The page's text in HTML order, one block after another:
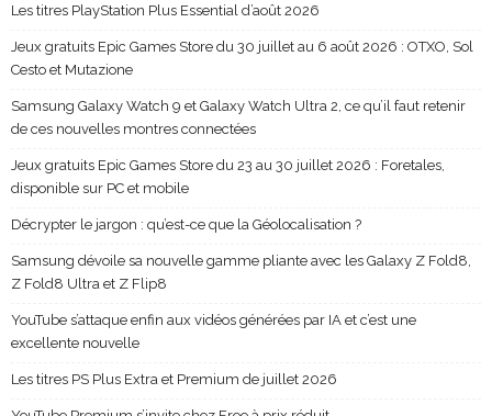
Les titres PlayStation Plus Essential d’août 2026
Jeux gratuits Epic Games Store du 30 juillet au 6 août 2026 : OTXO, Sol
Cesto et Mutazione
Samsung Galaxy Watch 9 et Galaxy Watch Ultra 2, ce qu’il faut retenir
de ces nouvelles montres connectées
Jeux gratuits Epic Games Store du 23 au 30 juillet 2026 : Foretales,
disponible sur PC et mobile
Décrypter le jargon : qu’est-ce que la Géolocalisation ?
Samsung dévoile sa nouvelle gamme pliante avec les Galaxy Z Fold8,
Z Fold8 Ultra et Z Flip8
YouTube s’attaque enfin aux vidéos générées par IA et c’est une
excellente nouvelle
Les titres PS Plus Extra et Premium de juillet 2026